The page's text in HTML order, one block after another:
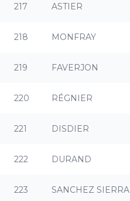
217 ASTIER
218 MONFRAY
219 FAVERJON
220 RÉGNIER
221 DISDIER
222 DURAND
223 SANCHEZ SIERRA